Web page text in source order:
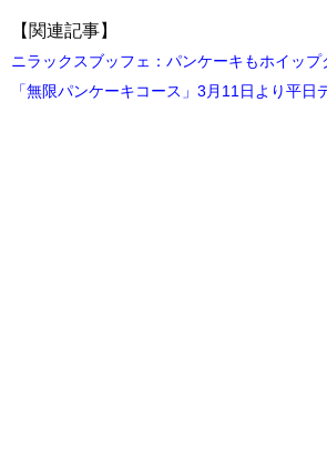
【関連記事】
ニラックスブッフェ：パンケーキもホイップ
「無限パンケーキコース」3月11日より平日